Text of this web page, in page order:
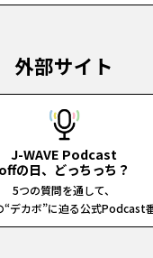
外部サイト
J-WAVE Podcast
offの日、どっちっち？
5つの質問を通して、
“デカボ”に迫る公式Podcast